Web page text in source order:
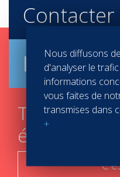
Contacter
Brochure
Trouver
étapes
Nous diffusons
d'analyser le
informations
vous faites de
transmises dans
+